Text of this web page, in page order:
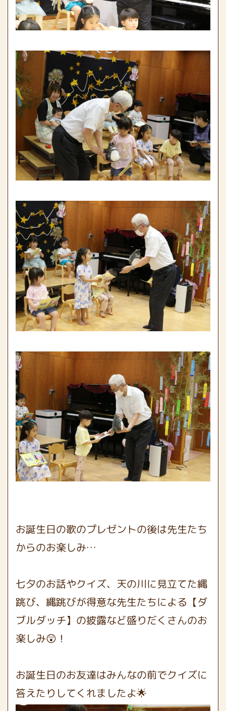
お誕生日の歌のプレゼントの後は先生たち
からのお楽しみ…
七夕のお話やクイズ、天の川に見立てた縄
跳び、縄跳びが得意な先生たちによる【ダ
ブルダッチ】の披露など盛りだくさんのお
楽しみ😲！
お誕生日のお友達はみんなの前でクイズに
答えたりしてくれましたよ🌟